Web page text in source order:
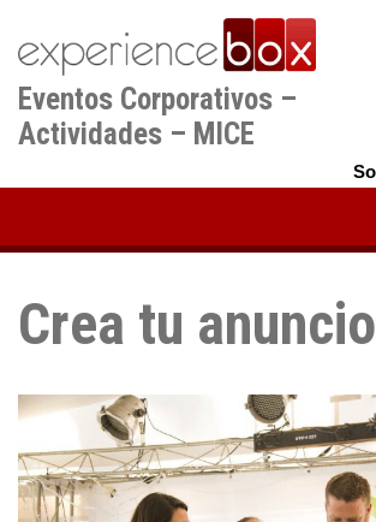
contenido
principal
Eventos Corporativos –
Actividades – MICE
Crea tu anuncio